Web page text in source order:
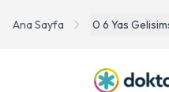
Ana Sayfa 0 6 Yas